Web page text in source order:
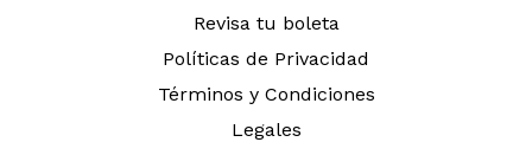
Revisa tu boleta
Políticas de Privacidad
Términos y Condiciones
Legales